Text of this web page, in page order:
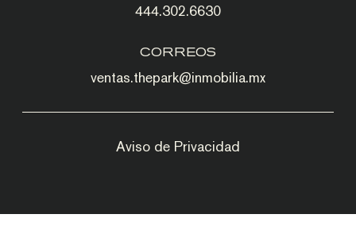
444.302.6630
CORREOS
ventas.thepark@inmobilia.mx
Aviso de Privacidad